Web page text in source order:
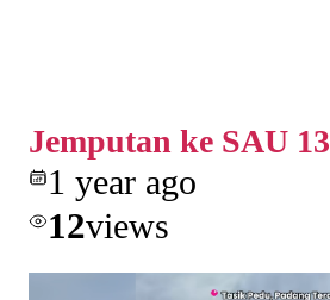
Jemputan ke SAU 13
1 year ago
12views